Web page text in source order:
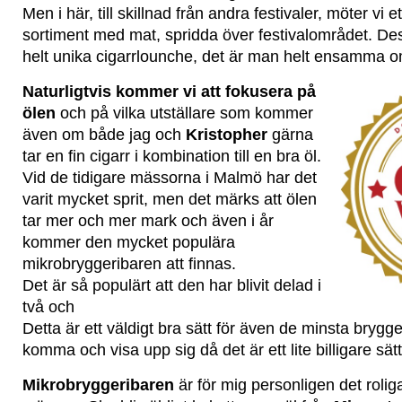
Men i här, till skillnad från andra festivaler, möter vi
sortiment med mat, spridda över festivalområdet.
helt unika cigarrlounche, det är man helt ensamma
Naturligtvis kommer vi att fokusera på
ölen och på vilka utställare som kommer
även om både jag och Kristopher gärna
tar en fin cigarr i kombination till en bra öl.
Vid de tidigare mässorna i Malmö har det
varit mycket sprit, men det märks att ölen
tar mer och mer mark och även i år
kommer den mycket populära
mikrobryggeribaren att finnas.
Det är så populärt att den har blivit delad i
två och
Detta är ett väldigt bra sätt för även de minsta
komma och visa upp sig då det är ett lite billigare
Mikrobryggeribaren är för mig personligen det